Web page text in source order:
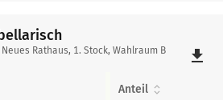
Rathaus, 1. Stock, Wahlraum B
file_download
Anteil